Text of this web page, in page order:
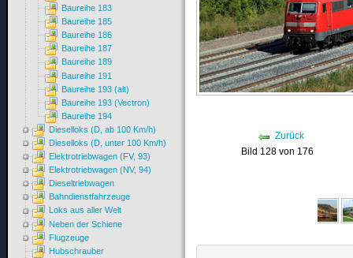
Zurück
Bild 128 von 176
Baureihe 183
Baureihe 185
Baureihe 186
Baureihe 187
Baureihe 189
Baureihe 191
Baureihe 193 (alt)
Baureihe 193 (Vectron)
Baureihe 194
Dieselloks (D, ab 100 Km/h)
Dieselloks (D, unter 100 Km/h)
Elektrotriebwagen (FV, 93)
Elektrotriebwagen (NV, 94)
Dieseltriebwagen
Bahndienstfahrzeuge
Loks aus aller Welt
Neben der Schiene
Flugzeuge
Hubschrauber